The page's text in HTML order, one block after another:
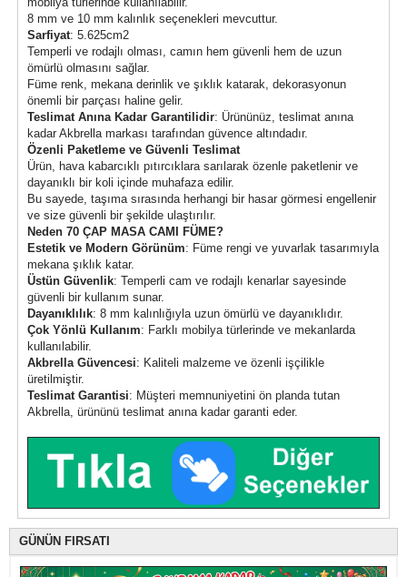
8 mm ve 10 mm kalınlık seçenekleri mevcuttur.
Sarfiyat: 5.625cm2
Temperli ve rodajlı olması, camın hem güvenli hem de uzun
ömürlü olmasını sağlar.
Füme renk, mekana derinlik ve şıklık katarak, dekorasyonun
önemli bir parçası haline gelir.
Teslimat Anına Kadar Garantilidir: Ürününüz, teslimat anına
kadar Akbrella markası tarafından güvence altındadır.
Özenli Paketleme ve Güvenli Teslimat
Ürün, hava kabarcıklı pıtırcıklara sarılarak özenle paketlenir ve
dayanıklı bir koli içinde muhafaza edilir.
Bu sayede, taşıma sırasında herhangi bir hasar görmesi engellenir
ve size güvenli bir şekilde ulaştırılır.
Neden 70 ÇAP MASA CAMI FÜME?
Estetik ve Modern Görünüm: Füme rengi ve yuvarlak tasarımıyla
mekana şıklık katar.
Üstün Güvenlik: Temperli cam ve rodajlı kenarlar sayesinde
güvenli bir kullanım sunar.
Dayanıklılık: 8 mm kalınlığıyla uzun ömürlü ve dayanıklıdır.
Çok Yönlü Kullanım: Farklı mobilya türlerinde ve mekanlarda
kullanılabilir.
Akbrella Güvencesi: Kaliteli malzeme ve özenli işçilikle
üretilmiştir.
Teslimat Garantisi: Müşteri memnuniyetini ön planda tutan
Akbrella, ürününü teslimat anına kadar garanti eder.
GÜNÜN FIRSATI